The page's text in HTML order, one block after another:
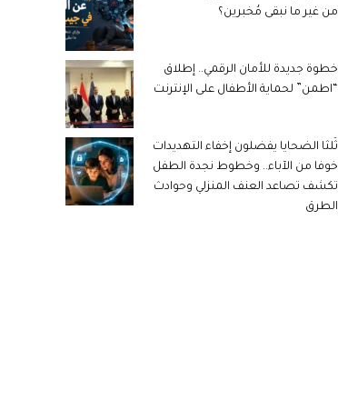
من غير ما نبقى مُخبرين؟
خطوة جديدة للأمان الرقمي.. إطلاق
“اطمن” لحماية الأطفال على الإنترنت
ثُلثا الضحايا يفضلون إخفاء التهديدات
خوفا من الآباء.. وخطوط نجدة الطفل
تكشف تصاعد العنف المنزلي وحوادث
الطرق